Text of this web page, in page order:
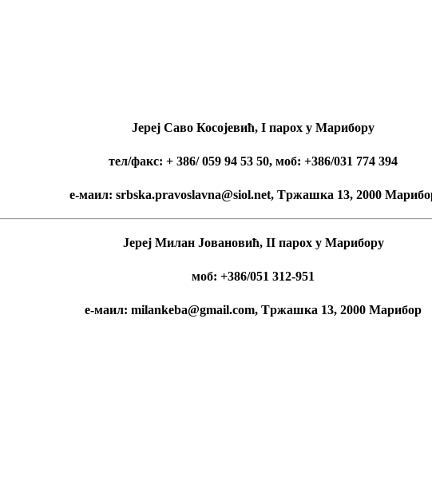
Јереј Саво Косојевић, I парох у Марибору
тел/факс: + 386/ 059 94 53 50, моб: +386/031 774 394
е-маил: srbska.pravoslavna@siol.net, Tржашка 13, 2000
Јереј Милан Јовановић, II парох у Марибору
моб: +386/051 312-951
е-маил: milankeba@gmail.com, Tржашка 13, 2000 Марибор